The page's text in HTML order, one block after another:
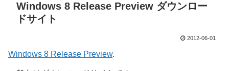
Windows 8 Release Preview ダウンロー
ドサイト
2012-06-01
Windows 8 Release Preview.